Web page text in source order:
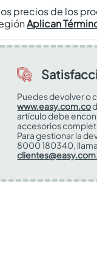
precios de los
Aplican
Puedes devolver o
www.easy.com.co
artículo debe
accesorios
Para gestionar la
8000 180340,